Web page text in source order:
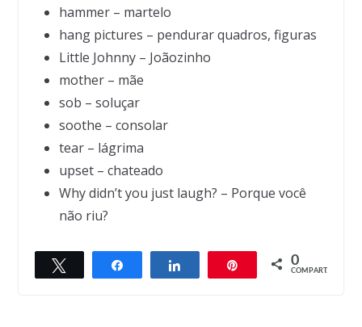
hammer – martelo
hang pictures – pendurar quadros, figuras
Little Johnny – Joãozinho
mother – mãe
sob – soluçar
soothe – consolar
tear – lágrima
upset – chateado
Why didn’t you just laugh? – Porque você
não riu?
Compartilhar Compartilhar 0
COMPART.
← Previous
Next →